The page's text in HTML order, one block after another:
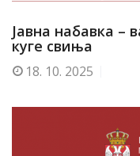
Јавна набавка –
куге свиња
18. 10. 2025